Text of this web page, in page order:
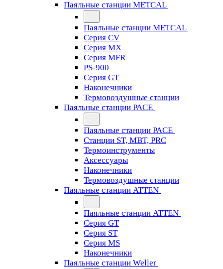
Паяльные станции METCAL
Паяльные станции METCAL
Серия CV
Серия MX
Серия MFR
PS-900
Серия GT
Наконечники
Термовоздушные станции
Паяльные станции PACE
Паяльные станции PACE
Станции ST, MBT, PRC
Термоинструменты
Аксессуары
Наконечники
Термовоздушные станции
Паяльные станции ATTEN
Паяльные станции ATTEN
Серия GT
Серия ST
Серия MS
Наконечники
Паяльные станции Weller